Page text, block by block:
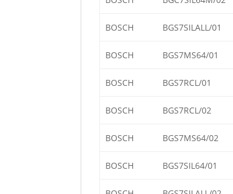
BOSCH BGS7SILALL/01
BOSCH BGS7MS64/01
BOSCH BGS7RCL/01
BOSCH BGS7RCL/02
BOSCH BGS7MS64/02
BOSCH BGS7SIL64/01